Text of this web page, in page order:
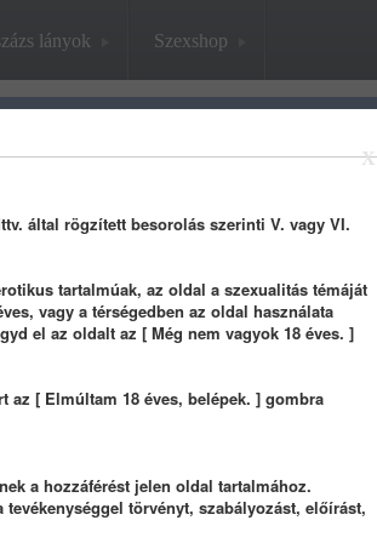
lányok Szexshop
X
által rögzített besorolás szerinti V. vagy VI.
tartalmúak, az oldal a szexualitás témáját
vagy a térségedben az oldal használata
el az oldalt az [ Még nem vagyok 18 éves. ]
az [ Elmúltam 18 éves, belépek. ] gombra
a hozzáférést jelen oldal tartalmához.
törvényt, szabályozást, előírást,